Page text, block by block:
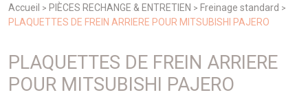
Accueil > PIÈCES RECHANGE & ENTRETIEN > Freinage standard >
PLAQUETTES DE FREIN ARRIERE POUR MITSUBISHI PAJERO
PLAQUETTES DE FREIN ARRIERE
POUR MITSUBISHI PAJERO